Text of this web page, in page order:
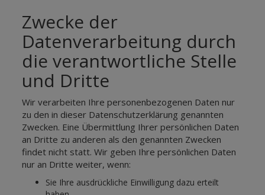
Zwecke der
Datenverarbeitung durch
die verantwortliche Stelle
und Dritte
Wir verarbeiten Ihre personenbezogenen Daten nur
zu den in dieser Datenschutzerklärung genannten
Zwecken. Eine Übermittlung Ihrer persönlichen Daten
an Dritte zu anderen als den genannten Zwecken
findet nicht statt. Wir geben Ihre persönlichen Daten
nur an Dritte weiter, wenn:
Sie Ihre ausdrückliche Einwilligung dazu erteilt